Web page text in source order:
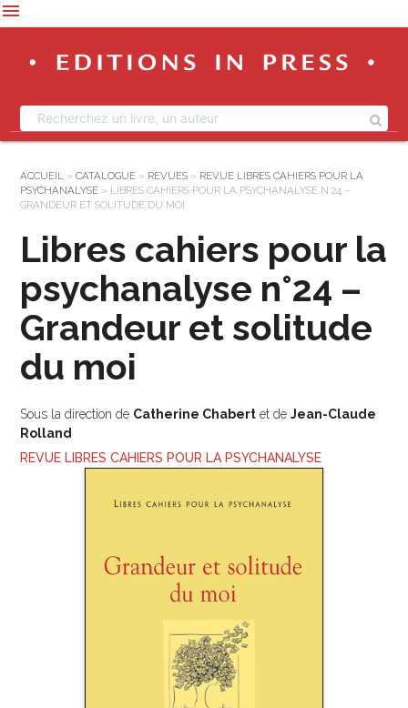
menu
ACCUEIL » CATALOGUE» REVUES» REVUE LIBRES CAHIERS POUR LA
PSYCHANALYSE» LIBRES CAHIERS POUR LA PSYCHANALYSE N°24 –
GRANDEUR ET SOLITUDE DU MOI
Libres cahiers pour la
psychanalyse n°24 –
Grandeur et solitude
du moi
Sous la direction de Catherine Chabertet de Jean-Claude
Rolland
REVUE LIBRES CAHIERS POUR LA PSYCHANALYSE